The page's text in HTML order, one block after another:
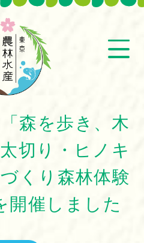
森を歩き、木
切り・ヒノキ
くり森林体験
開催しました